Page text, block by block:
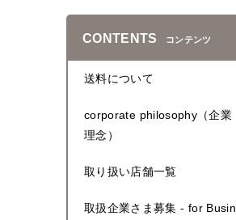
CONTENTS コンテンツ
送料について
corporate philosophy（企業
理念）
取り扱い店舗一覧
取扱企業さま募集 - for Busin